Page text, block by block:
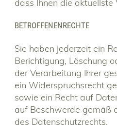
dass Ihnen die aktuellste
BETROFFENENRECHTE
Sie haben jederzeit ein
Berichtigung, Löschung
der Verarbeitung Ihrer
ein Widerspruchsrecht
sowie ein Recht auf
auf Beschwerde gemäß
des Datenschutzrechts.